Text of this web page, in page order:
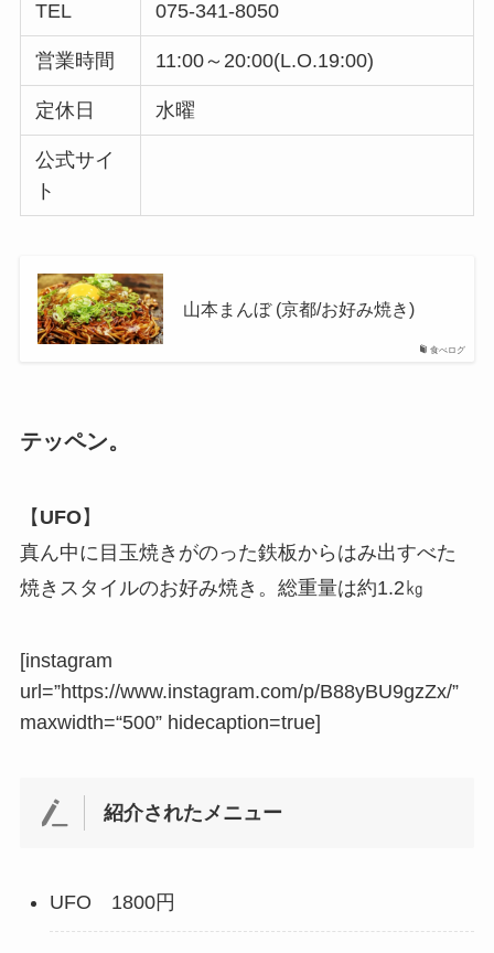
TEL 075-341-8050
営業時間 11:00～20:00(L.O.19:00)
定休日 水曜
公式サイ
ト
食べログ
山本まんぼ (京都/お好み焼き)
テッペン。
【 UFO】
真ん中に目玉焼きがのった鉄板からはみ出すべた
焼きスタイルのお好み焼き。総重量は約1.2㎏
[instagram
url=”https://www.instagram.com/p/B88yBU9gzZx/”
maxwidth=“500” hidecaption=true]
紹介されたメニュー
UFO 1800円